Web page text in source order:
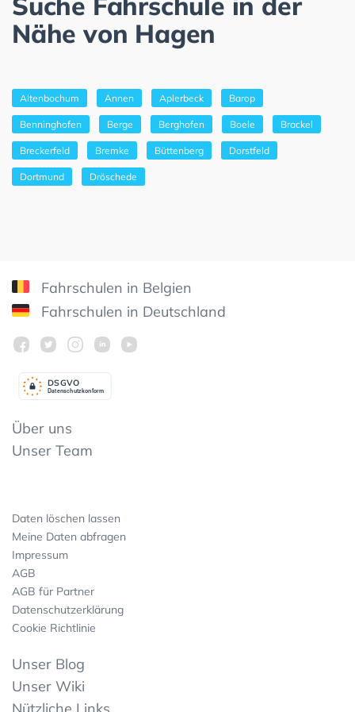
Nähe von Hagen
Altenbochum Annen Aplerbeck Barop
Benninghofen Berge Berghofen Boele Brackel
Breckerfeld Bremke Büttenberg Dorstfeld
Dortmund Dröschede
Fahrschulen in Belgien
Fahrschulen in Deutschland
Datenschutzkonform
DSGVO
Über uns
Unser Team
Daten löschen lassen
Meine Daten abfragen
Impressum
AGB
AGB für Partner
Datenschutzerklärung
Cookie Richtlinie
Unser Blog
Unser Wiki